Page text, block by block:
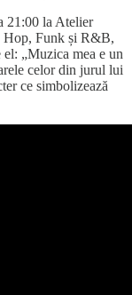
21:00 la Atelier
Hop, Funk și R&B,
„Muzica mea e un
celor din jurul lui
ce simbolizează